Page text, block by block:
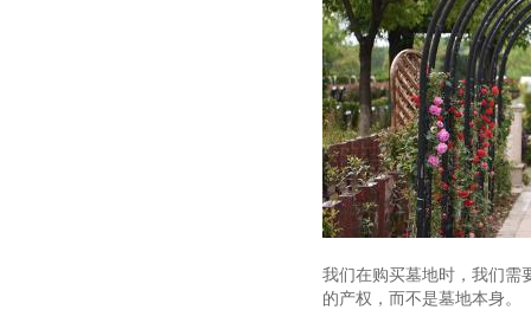
我们在购买墓地时，我们需
的产权，而不是墓地本身。